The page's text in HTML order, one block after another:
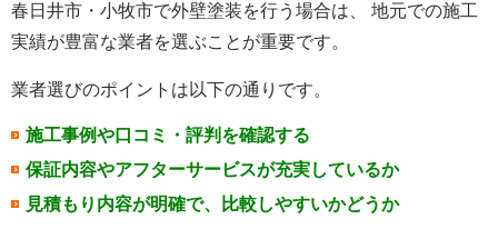
春日井市・小牧市で外壁塗装を行う場合は、 地元での施工
実績が豊富な業者を選ぶことが重要です。
業者選びのポイントは以下の通りです。
施工事例や口コミ・評判を確認する
保証内容やアフターサービスが充実しているか
見積もり内容が明確で、比較しやすいかどうか